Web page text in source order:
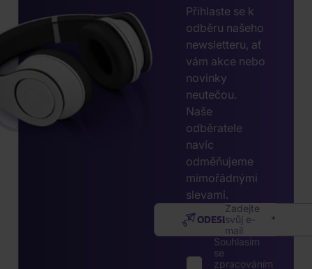
Přihlaste se k
odběru našeho
newsletteru, ať
vám akce nebo
novinky
neutečou.
Naše
odběratele
navíc
odměňujeme
mimořádnými
slevami.
Zadejte
svůj e-
mail
ODESLAT
Souhlasím
se
zpracováním